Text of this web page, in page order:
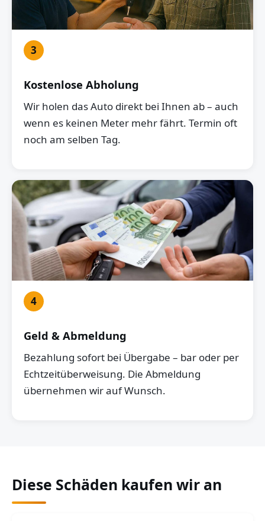
3
Kostenlose Abholung
Wir holen das Auto direkt bei Ihnen ab – auch
wenn es keinen Meter mehr fährt. Termin oft
noch am selben Tag.
4
Geld & Abmeldung
Bezahlung sofort bei Übergabe – bar oder per
Echtzeitüberweisung. Die Abmeldung
übernehmen wir auf Wunsch.
Diese Schäden kaufen wir an